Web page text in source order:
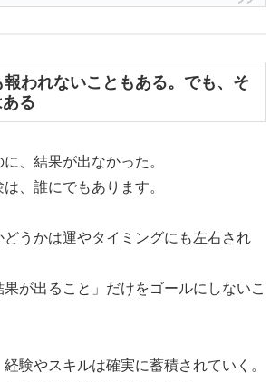
われないこともある。でも、そ
る
、結果が出なかった。
、誰にでもあります。
どうかは運やタイミングにも左右され
が出ること」だけをゴールにしないこ
験やスキルは確実に蓄積されていく。